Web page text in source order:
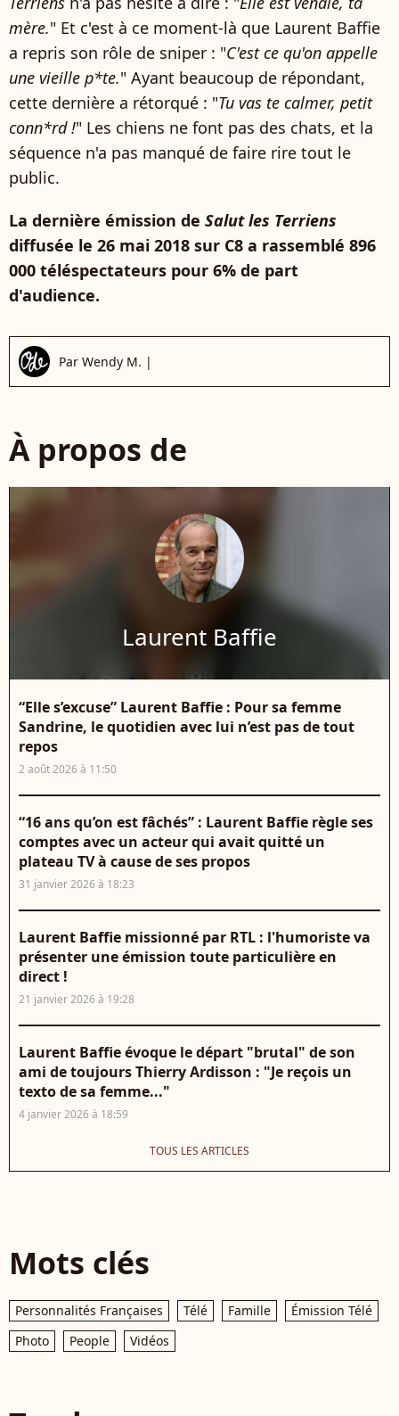
mère." Et c'est à ce moment-là que Laurent Baffie
a repris son rôle de sniper : "C'est ce qu'on appelle
une vieille p*te." Ayant beaucoup de répondant,
cette dernière a rétorqué : "Tu vas te calmer, petit
conn*rd !" Les chiens ne font pas des chats, et la
séquence n'a pas manqué de faire rire tout le
public.
La dernière émission de Salut les Terriens
diffusée le 26 mai 2018 sur C8 a rassemblé 896
000 téléspectateurs pour 6% de part
d'audience.
Par Wendy M. |
À propos de
Laurent Baffie
“Elle s’excuse” Laurent Baffie : Pour sa femme
Sandrine, le quotidien avec lui n’est pas de tout
repos
2 août 2026 à 11:50
“16 ans qu’on est fâchés” : Laurent Baffie règle ses
comptes avec un acteur qui avait quitté un
plateau TV à cause de ses propos
31 janvier 2026 à 18:23
Laurent Baffie missionné par RTL : l'humoriste va
présenter une émission toute particulière en
direct !
21 janvier 2026 à 19:28
Laurent Baffie évoque le départ "brutal" de son
ami de toujours Thierry Ardisson : "Je reçois un
texto de sa femme..."
4 janvier 2026 à 18:59
TOUS LES ARTICLES
Mots clés
Personnalités Françaises Télé Famille
Émission Télé
Photo
People Vidéos